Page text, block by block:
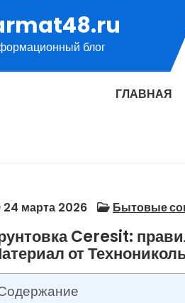
блог
ГЛАВНАЯ
24 марта 2026 Бытовые
Ceresit:
от